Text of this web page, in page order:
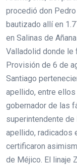
procedió don
bautizado allí en
en Salinas de
Valladolid donde le
Provisión de 6 de
Santiago
apellido, entre ellos
gobernador de las
superintendente
apellido, radicados
certificaron
de Méjico. El linaje